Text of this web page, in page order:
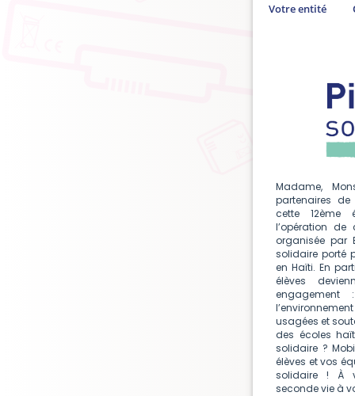
Votre entité
Madame,
partenaires de
cette 12ème
l’opération de
organisée par
solidaire porté
en Haïti. En
élèves
engagement
usagées et
des écoles
solidaire ?
élèves et vos
solidaire ! À
seconde vie à